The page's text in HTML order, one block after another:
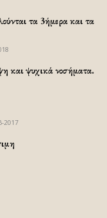
τα 3ήμερα και τα
και ψυχικά νοσήματα.
2017